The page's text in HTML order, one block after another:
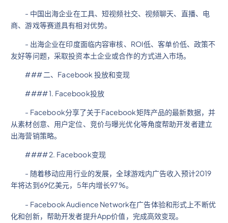
- 中国出海企业在工具、短视频社交、视频聊天、直播、电
商、游戏等赛道具有相对优势。
- 出海企业在印度面临内容审核、ROI低、客单价低、政策不
友好等问题，采取投资本土企业或合作的方式进入市场。
### 二、Facebook 投放和变现
#### 1. Facebook投放
- Facebook分享了关于Facebook矩阵产品的最新数据，并
从素材创意、用户定位、竞价与曝光优化等角度帮助开发者建立
出海营销策略。
#### 2. Facebook变现
- 随着移动应用行业的发展，全球游戏内广告收入预计2019
年将达到69亿美元，5年内增长97%。
- Facebook Audience Network在广告体验和形式上不断优
化和创新，帮助开发者提升App价值，完成高效变现。